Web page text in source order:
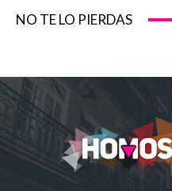
NO TE LO PIERDAS